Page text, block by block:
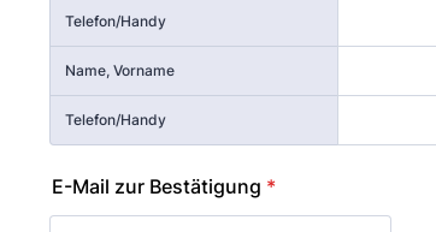
Telefon/Handy
Name, Vorname
Telefon/Handy
E-Mail zur Bestätigung *